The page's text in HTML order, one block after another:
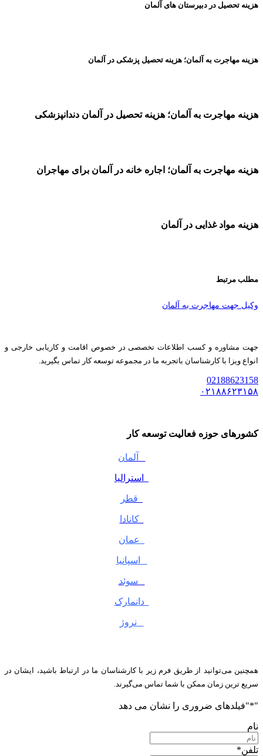
هزینه تحصیل در دبیرستان های آلمان
هزینه مهاجرت به آلمان؛ هزینه تحصیل پزشکی در آلمان
هزینه مهاجرت به آلمان؛ هزینه تحصیل در آلمان دندانپزشکی
هزینه مهاجرت به آلمان؛ اجاره خانه در آلمان برای مهاجران
هزینه مواد غذایی در آلمان
مطلب مرتبط
وکیل جهت مهاجرت به آلمان
جهت مشاوره و کسب اطلاعات تخصصی در خصوص اقامت و کاریابی خارجی و
انواع ویزا با کارشناسان باتجربه ما در مجموعه توسعه کار تماس بگیرید.
02188623158
۰۲۱۸۸۶۲۳۱۵۸
کشورهای حوزه فعالیت توسعه کار
آلمان
استرالیا
قطر
کانادا
عمان
اسپانیا
سوئد
دانمارک
نروژ
همچنین می‌توانید از طریق فرم زیر با کارشناسان ما در ارتباط باشید، ایشان در
سریع ترین زمان ممکن با شما تماس می‌گیرند.
"
*"فیلدهای ضروری را نشان می دهد
نام
تلفن*